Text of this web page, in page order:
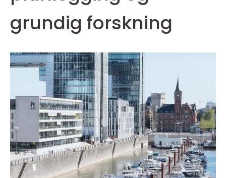
grundig forskning